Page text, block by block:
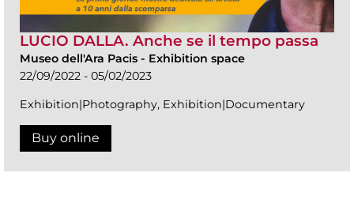
LUCIO DALLA. Anche se il tempo passa
Museo dell'Ara Pacis - Exhibition space
22/09/2022 - 05/02/2023
Exhibition|Photography, Exhibition|Documentary
Buy online